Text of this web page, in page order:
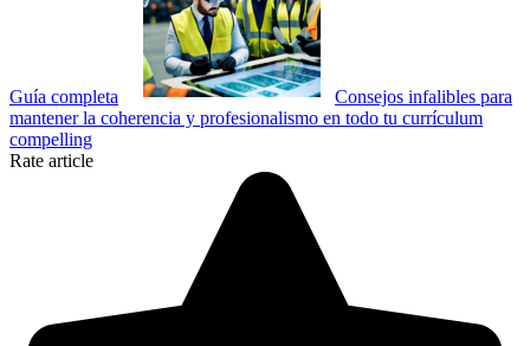
Guía completa
Consejos infalibles para
mantener la coherencia y profesionalismo en todo tu currículum
compelling
Rate article